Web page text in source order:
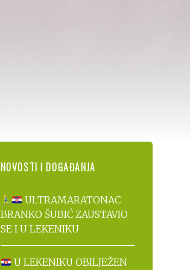
NOVOSTI I DOGAĐANJA
ULTRAMARATONAC
BRANKO ŠUBIĆ ZAUSTAVIO
SE I U LEKENIKU
U LEKENIKU OBILJEŽEN